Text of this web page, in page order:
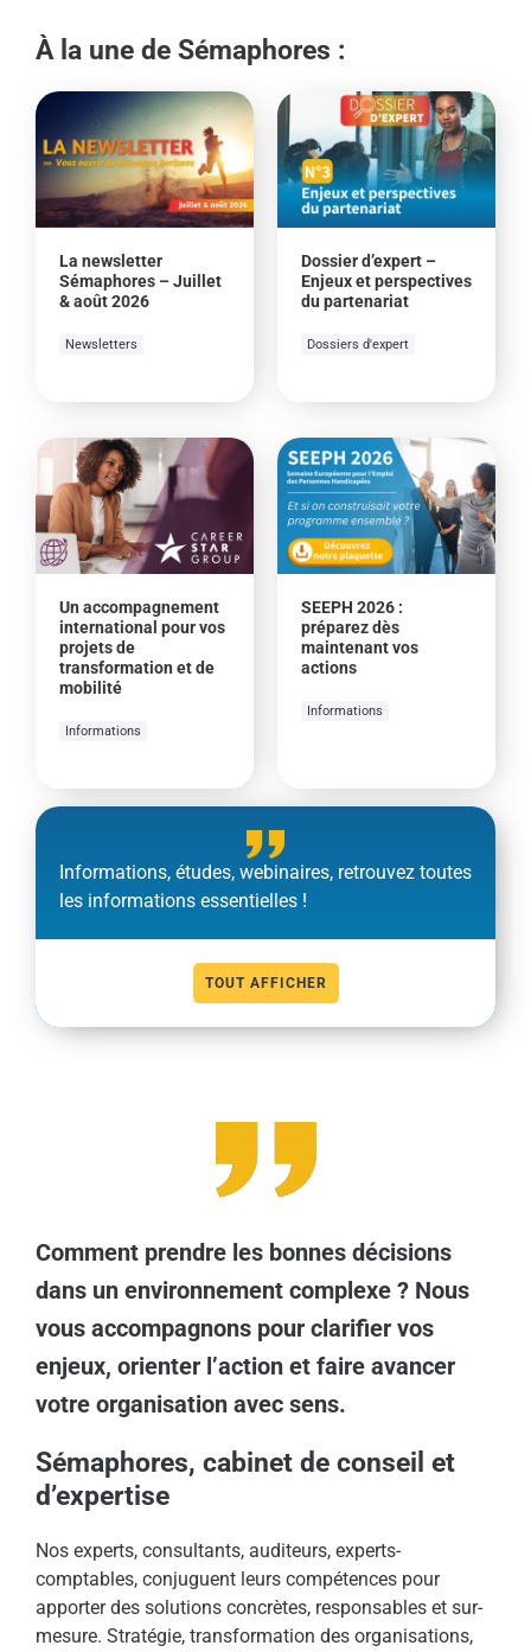
À la une de Sémaphores :
La newsletter
Sémaphores – Juillet
& août 2026
Newsletters
Dossier d’expert –
Enjeux et perspectives
du partenariat
Dossiers d'expert
Un accompagnement
international pour vos
projets de
transformation et de
mobilité
Informations
SEEPH 2026 :
préparez dès
maintenant vos
actions
Informations
Informations, études, webinaires, retrouvez toutes
les informations essentielles !
TOUT AFFICHER
Comment prendre les bonnes décisions
dans un environnement complexe ? Nous
vous accompagnons pour clarifier vos
enjeux, orienter l’action et faire avancer
votre organisation avec sens.
Sémaphores, cabinet de conseil et
d’expertise
Nos experts, consultants, auditeurs, experts-
comptables, conjuguent leurs compétences pour
apporter des solutions concrètes, responsables et sur-
mesure. Stratégie, transformation des organisations,